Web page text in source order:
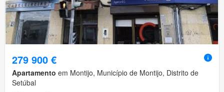
279 900 €
Apartamento em Montijo, Município de Montijo, Distrito de
Setúbal